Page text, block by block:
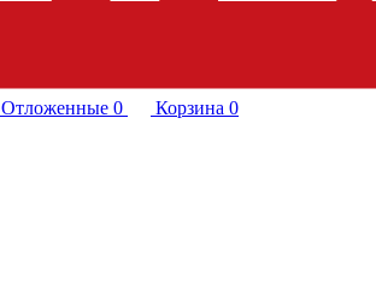
Отложенные 0 Корзина 0